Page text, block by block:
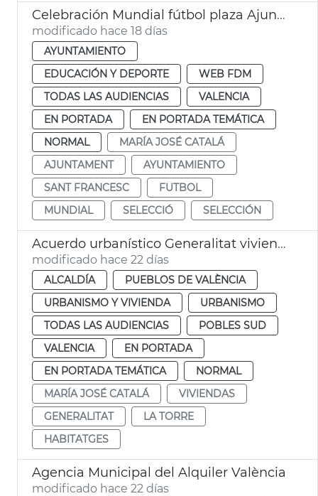
Celebración Mundial fútbol plaza Ajuntament València
modificado hace 18 días
AYUNTAMIENTO
EDUCACIÓN Y DEPORTE
WEB FDM
TODAS LAS AUDIENCIAS
VALENCIA
EN PORTADA
EN PORTADA TEMÁTICA
NORMAL
MARÍA JOSÉ CATALÁ
AJUNTAMENT
AYUNTAMIENTO
SANT FRANCESC
FUTBOL
MUNDIAL
SELECCIÓ SELECCIÓN
Acuerdo urbanístico Generalitat viviendas la Torre València
modificado hace 22 días
ALCALDÍA
PUEBLOS DE VALÈNCIA
URBANISMO Y VIVIENDA
URBANISMO
TODAS LAS AUDIENCIAS
POBLES SUD
VALENCIA
EN PORTADA
EN PORTADA TEMÁTICA
NORMAL
MARÍA JOSÉ CATALÁ
VIVIENDAS
GENERALITAT
LA TORRE
HABITATGES
Agencia Municipal del Alquiler València
modificado hace 22 días